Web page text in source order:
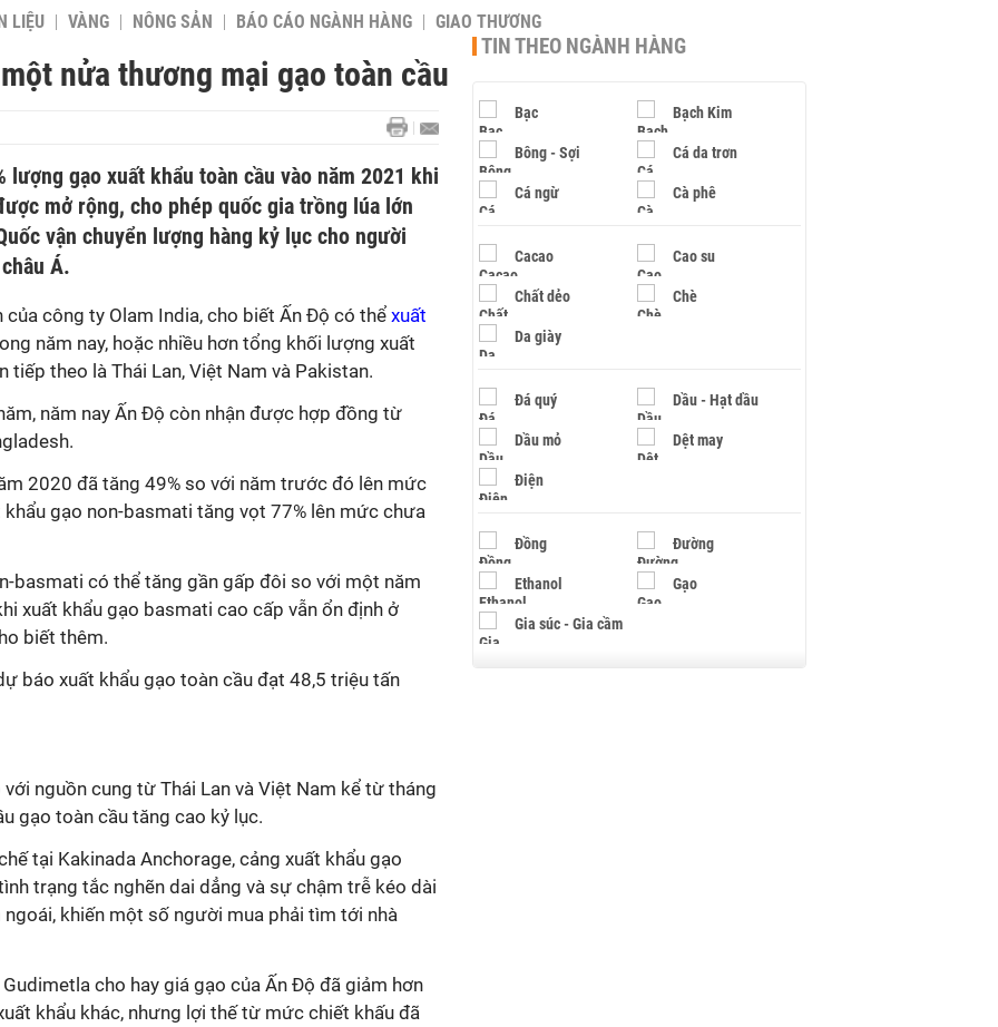
LIỆU VÀNG NÔNG SẢN BÁO CÁO NGÀNH HÀNG GIAO THƯƠNG
nửa thương mại gạo toàn cầu
gạo xuất khẩu toàn cầu vào năm 2021 khi
mở rộng, cho phép quốc gia trồng lúa lớn
vận chuyển lượng hàng kỷ lục cho người
Á.
của công ty Olam India, cho biết Ấn Độ có thể xuất
năm nay, hoặc nhiều hơn tổng khối lượng xuất
tiếp theo là Thái Lan, Việt Nam và Pakistan.
năm nay Ấn Độ còn nhận được hợp đồng từ
2020 đã tăng 49% so với năm trước đó lên mức
khẩu gạo non-basmati tăng vọt 77% lên mức chưa
basmati có thể tăng gần gấp đôi so với một năm
xuất khẩu gạo basmati cao cấp vẫn ổn định ở
biết thêm.
báo xuất khẩu gạo toàn cầu đạt 48,5 triệu tấn
nguồn cung từ Thái Lan và Việt Nam kể từ tháng
gạo toàn cầu tăng cao kỷ lục.
tại Kakinada Anchorage, cảng xuất khẩu gạo
trạng tắc nghẽn dai dẳng và sự chậm trễ kéo dài
khiến một số người mua phải tìm tới nhà
cho hay giá gạo của Ấn Độ đã giảm hơn
khẩu khác, nhưng lợi thế từ mức chiết khấu đã
TIN THEO NGÀNH HÀNG
Bạc Bạch Kim
Bông - Sợi Cá da trơn
Cá ngừ Cà phê
Cacao Cao su
Chất dẻo Chè
Da giày
Đá quý Dầu - Hạt dầu
Dầu mỏ Dệt may
Điện
Đồng Đường
Ethanol Gạo
Gia súc - Gia cầm